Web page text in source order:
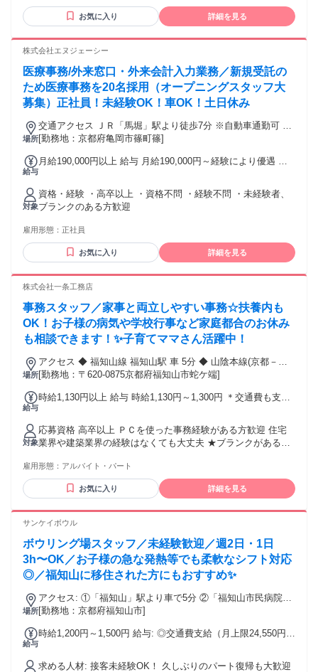
スマホの中だけになっている ◇いい場所を見つけたらつい 友
達に勧めたくなる ◇旅行の計画を立てるのが好き ◇文章を書
お気に入り 詳細を見る
株式会社エヌジェーシー
医療事務/外来窓口・外来会計入力業務／新規受託の
ため医療事務を20名採用（オープニングスタッフ大
募集）正社員！未経験OK！車OK！土日休み
場所
交通アクセス ＪＲ「馬堀」駅より徒歩7分 ※自動車通勤可 ※
駐車場有（有料）
[勤務地：京都府亀岡市篠町篠]
給与
月給190,000円以上 給与 月給190,000円～経験により優遇 ※
（例） メディカルクラーク：月額＋1500円 医療報酬請求事務
能力認定試験：月額＋3000円 ヘルパー2級（介護職員初任者
研修）：月額＋1500円
対象
資格・経験 ・高卒以上 ・資格不問 ・経験不問 ・未経験者、
ブランクのある方歓迎
雇用形態： 正社員
お気に入り 詳細を見る
株式会社一条工務店
事務スタッフ／家事と両立しやすい事務☆扶養内も
OK！お子様の病気や学校行事など家庭都合のお休み
も相談できます！✨子育てママさん活躍中！
場所
アクセス ◆ 福知山線 福知山駅 車 5分 ◆ 山陰本線(京都－下
関) 福知山駅 車 5分 ◆ 舞鶴線 福知山駅 車 5分 ◆ 京都丹後鉄
病院口駅 車 7分
[勤務地：〒620-0875京都府福知山市蛇ケ端]
給与
時給1,130円以上 給与 時給1,130円～1,300円 ＊交通費も支給
1,300円 10:00～16:30 ※休憩75分 ※原則、残業はありませ
ん。 ※更新上限：5年 ◆支払い方法： 月1回 ◆交通費： 全額
支給
対象
応募資格 高卒以上 ＰＣを使った事務経験がある方歓迎 住宅
業界や建築業界の経験はなくても大丈夫 ★ブランクがある方
味がある方は歓迎！ 未経験者歓迎/主婦（夫）歓迎/高校卒業
以上
雇用形態： アルバイト・パート
お気に入り 詳細を見る
サンケイボウル
ボウリング場スタッフ／未経験歓迎／週2日・1日
3h〜OK／お子様の急な発熱等でも柔軟なシフト対応
◎／福知山に移住された方にもおすすめ✨
場所
アクセス: ①「福知山」駅より車で5分 ②「福知山市民病院
口」駅より車で9分 ③「丹波竹田」駅から車より11分
[勤務地：京都府福知山市]
給与
時給1,200円～1,500円 給与: ◎交通費支給（月上限24,550円）
求める人材: 接客未経験OK！ 久しぶりのパート復帰も大歓迎